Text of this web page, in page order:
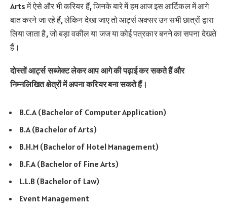
Arts में ऐसे और भी करियर हैं, जिनके बारे में हम आज इस आर्टिकल में आगे
बात करने जा रहे हैं, लेकिन देखा जाए तो आर्ट्स अक्सर उन सभी छात्रों द्वारा
लिया जाता है, जो बड़ा वकील या जज या कोई पत्रकार बनने का सपना देखते
हैं।
दोस्तों आर्ट्स सब्जेक्ट लेकर आप आगे की पढ़ाई कर सकते हैं और
निम्नलिखित क्षेत्रों में अपना करियर बना सकते हैं।
B.C.A (Bachelor of Computer Application)
B.A (Bachelor of Arts)
B.H.M (Bachelor of Hotel Management)
B.F.A (Bachelor of Fine Arts)
L.L.B (Bachelor of Law)
Event Management